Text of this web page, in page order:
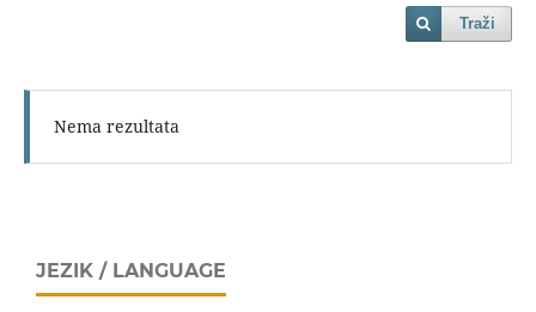
Traži
Nema rezultata
JEZIK / LANGUAGE